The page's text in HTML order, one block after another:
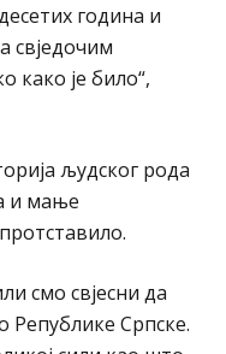
година и
свједочим
како је било“,
људског рода
и мање
смо свјесни да
Републике Српске.